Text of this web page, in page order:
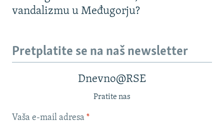
vandalizmu u Međugorju?
Pretplatite se na naš newsletter
Dnevno@RSE
Pratite nas
Vaša e-mail adresa *